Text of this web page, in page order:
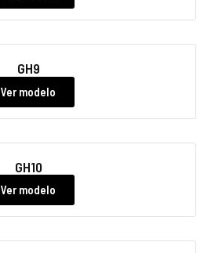
GH9
Ver modelo
GH10
Ver modelo